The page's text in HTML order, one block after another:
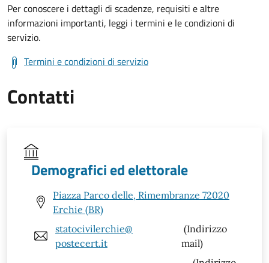
Per conoscere i dettagli di scadenze, requisiti e altre
informazioni importanti, leggi i termini e le condizioni di
servizio.
Termini e condizioni di servizio
Contatti
Demografici ed elettorale
Piazza Parco delle, Rimembranze 72020
Erchie (BR)
statocivilerchie@
postecert.it
(Indirizzo
mail)